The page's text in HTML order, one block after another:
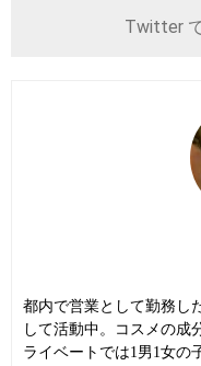
Twitter
都内で営業として勤務し
して活動中。コスメの成
ライベートでは1男1女の